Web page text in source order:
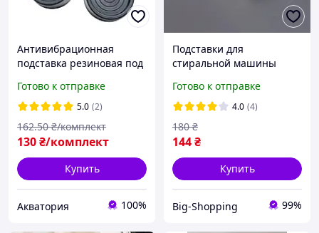
Антивибрационная
подставка резиновая под
машины (комплект 4шт.)
Готово к отправке
5.0 (2)
130₴/комплект
162.50 ₴/комплект
Купить
Акватория 100%
Подставки для
стиральной машины
Антивибрационные
подставки 4шт
Резиновые ножки для
стиральной машины
Готово к отправке
4.0 (4)
144₴
180 ₴
Купить
Big-Shopping 99%